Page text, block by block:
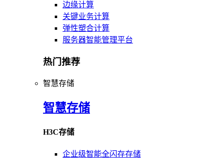
边缘计算
关键业务计算
弹性塑合计算
服务器智能管理平台
热门推荐
智慧存储
智慧存储
H3C存储
企业级智能全闪存存储